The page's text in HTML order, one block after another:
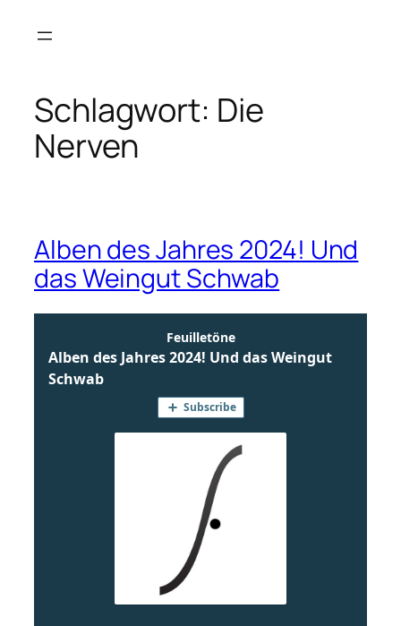
Inhalt
Schlagwort: Die
Nerven
Alben des Jahres 2024! Und
das Weingut Schwab